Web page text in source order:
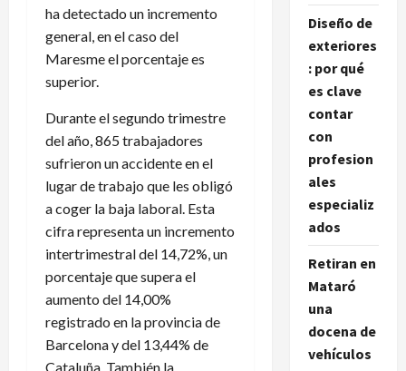
ha detectado un incremento
general, en el caso del
Maresme el porcentaje es
superior.
Durante el segundo trimestre
del año, 865 trabajadores
sufrieron un accidente en el
lugar de trabajo que les obligó
a coger la baja laboral. Esta
cifra representa un incremento
intertrimestral del 14,72%, un
porcentaje que supera el
aumento del 14,00%
registrado en la provincia de
Barcelona y del 13,44% de
Cataluña. También la
Diseño de
exteriores
: por qué
es clave
contar
con
profesion
ales
especializ
ados
Retiran en
Mataró
una
docena de
vehículos